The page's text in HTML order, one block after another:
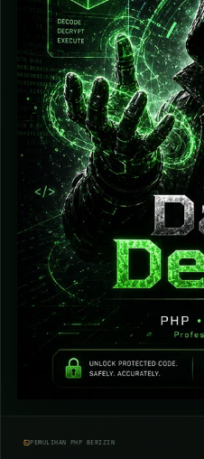
PEMULIHAN PHP BERIZIN